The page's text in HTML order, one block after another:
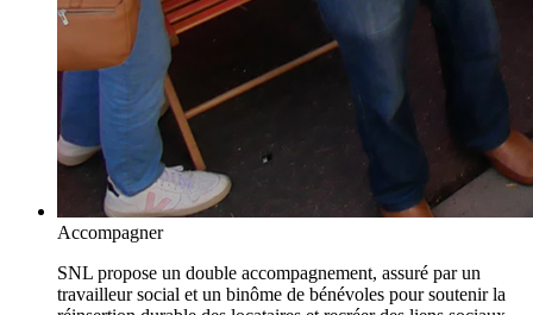
Accompagner
SNL propose un double accompagnement, assuré par un
travailleur social et un binôme de bénévoles pour soutenir la